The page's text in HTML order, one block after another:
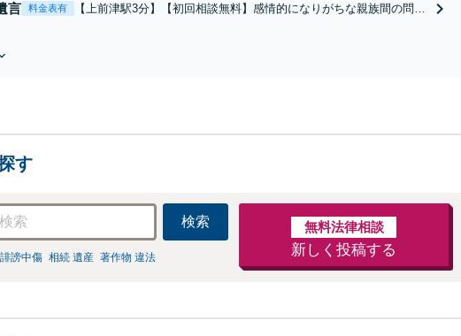
日・夜間相談可】
言 料金表有
【上前津駅3分】【初回相談無料】感情的になりがちな親族間の問題
す
検索
誹謗中傷 相続 遺産 著作物 違法
無料法律相談
新しく投稿する